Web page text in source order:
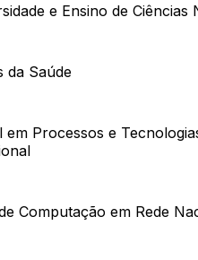
e Ensino de
da Saúde
Processos e
Computação em Rede